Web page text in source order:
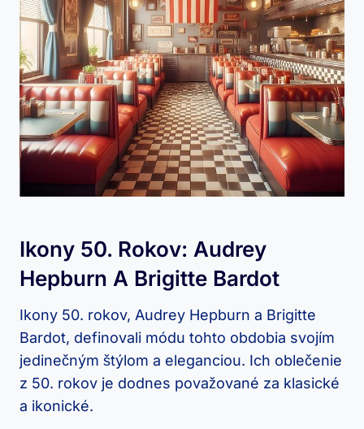
Ikony 50. Rokov: Audrey
Hepburn A Brigitte Bardot
Ikony 50. rokov, Audrey Hepburn a Brigitte
Bardot, definovali módu tohto obdobia svojím
jedinečným štýlom a eleganciou. Ich oblečenie
z 50. rokov je dodnes považované za klasické
a ikonické.